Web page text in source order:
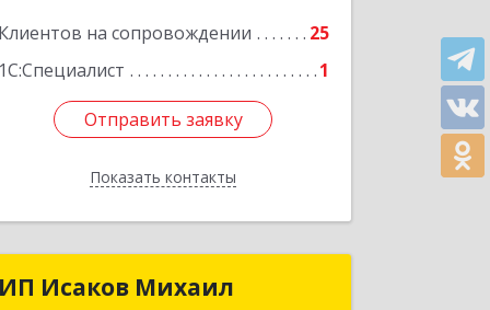
Клиентов на сопровождении
25
1С:Специалист
1
Отправить заявку
Показать контакты
Подробнее
Отправить заявку
Назад
ИП Исаков Михаил
ИП Исаков Михаил